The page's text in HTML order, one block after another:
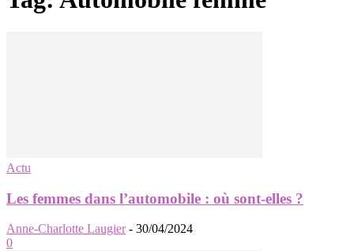
Actu
Les femmes dans l’automobile : où sont-elles ?
Anne-Charlotte Laugier - 30/04/2024
0